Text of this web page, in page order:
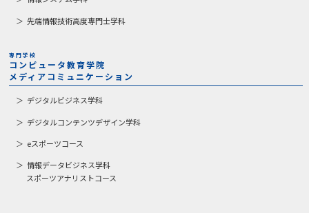
先端情報技術高度専門士学科
専門学校
コンピュータ教育学院
メディアコミュニケーション
デジタルビジネス学科
デジタルコンテンツデザイン学科
eスポーツコース
情報データビジネス学科
スポーツアナリストコース